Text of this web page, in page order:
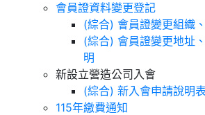
會員證資料變更登記
(綜合) 會員證變更組織
(綜合) 會員證變更地址
明
新設立營造公司入會
(綜合) 新入會申請說明
115年繳費通知